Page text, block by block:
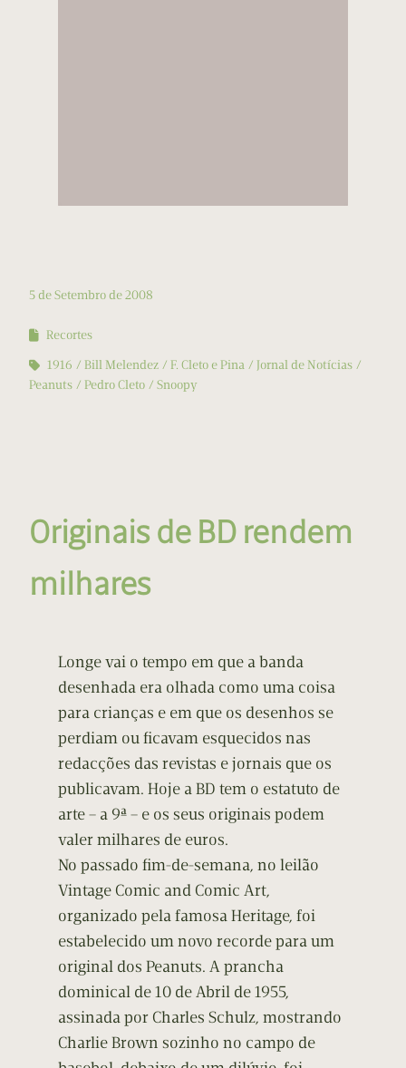
5 de Setembro de 2008
Recortes
1916
Bill Melendez F. Cleto e Pina
Jornal de Notícias
Peanuts
Pedro Cleto Snoopy
Originais de BD rendem
milhares
Longe vai o tempo em que a banda
desenhada era olhada como uma coisa
para crianças e em que os desenhos se
perdiam ou ficavam esquecidos nas
redacções das revistas e jornais que os
publicavam. Hoje a BD tem o estatuto de
arte – a 9ª – e os seus originais podem
valer milhares de euros.
No passado fim-de-semana, no leilão
Vintage Comic and Comic Art,
organizado pela famosa Heritage, foi
estabelecido um novo recorde para um
original dos Peanuts. A prancha
dominical de 10 de Abril de 1955,
assinada por Charles Schulz, mostrando
Charlie Brown sozinho no campo de